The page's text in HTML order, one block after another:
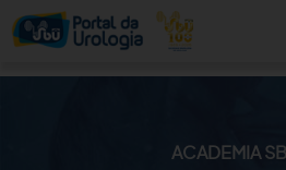
ACADEMIA